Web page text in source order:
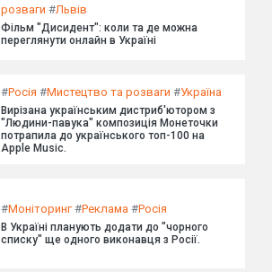
розваги #Львів
Фільм "Дисидент": коли та де можна
переглянути онлайн в Україні
#Росія #Мистецтво та розваги #Україна
Вирізана українським дистриб'ютором з
"Людини-павука" композиція Монеточки
потрапила до українського топ-100 на
Apple Music.
#Моніторинг#Реклама #Росія
В Україні планують додати до "чорного
списку" ще одного виконавця з Росії.